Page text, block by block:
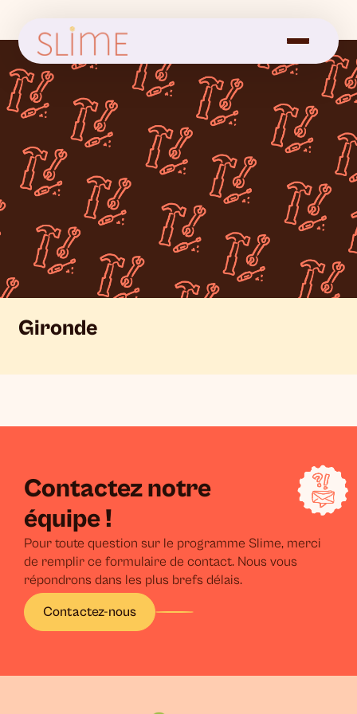
Gironde
Contactez notre
équipe !
Pour toute question sur le programme Slime, merci
de remplir ce formulaire de contact. Nous vous
répondrons dans les plus brefs délais.
Contactez-nous